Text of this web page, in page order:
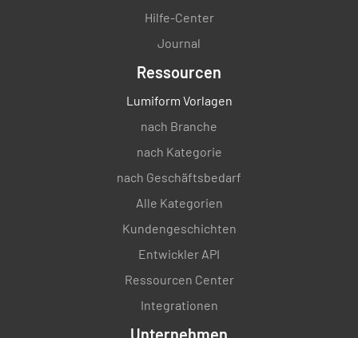
Hilfe-Center
Journal
Ressourcen
Lumiform Vorlagen
nach Branche
nach Kategorie
nach Geschäftsbedarf
Alle Kategorien
Kundengeschichten
Entwickler API
Ressourcen Center
Integrationen
Unternehmen